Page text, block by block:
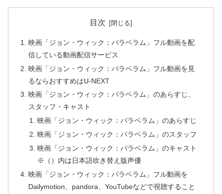
目次
映画「ジョン・ウィック：パラベラム」フル動画を配
信している動画配信サービス
映画「ジョン・ウィック：パラベラム」フル動画を見
るならおすすめはU-NEXT
映画「ジョン・ウィック：パラベラム」のあらすじ、
スタッフ・キャスト
映画「ジョン・ウィック：パラベラム」のあらすじ
映画「ジョン・ウィック：パラベラム」のスタッフ
映画「ジョン・ウィック：パラベラム」のキャスト
※（）内は日本語吹き替え版声優
映画「ジョン・ウィック：パラベラム」フル動画を
Dailymotion、pandora、YouTubeなどで視聴すること